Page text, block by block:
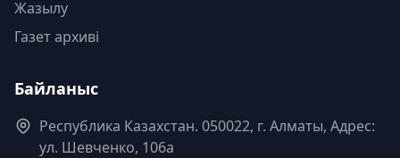
Жазылу
Газет архиві
Байланыс
Республика Казахстан. 050022, г. Алматы, Адрес:
ул. Шевченко, 106а